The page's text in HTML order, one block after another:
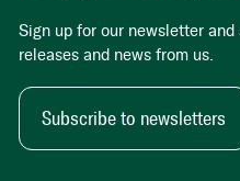
Sign up for our newsletter
releases and news from us.
Subscribe to newsletters